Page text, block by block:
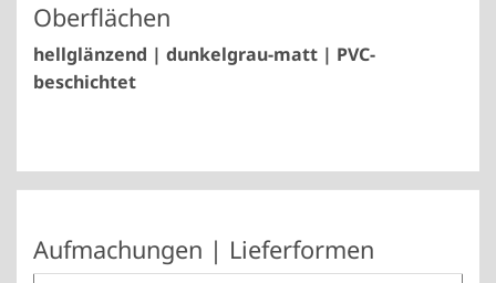
Oberflächen
hellglänzend | dunkelgrau-matt | PVC-
beschichtet
Aufmachungen | Lieferformen